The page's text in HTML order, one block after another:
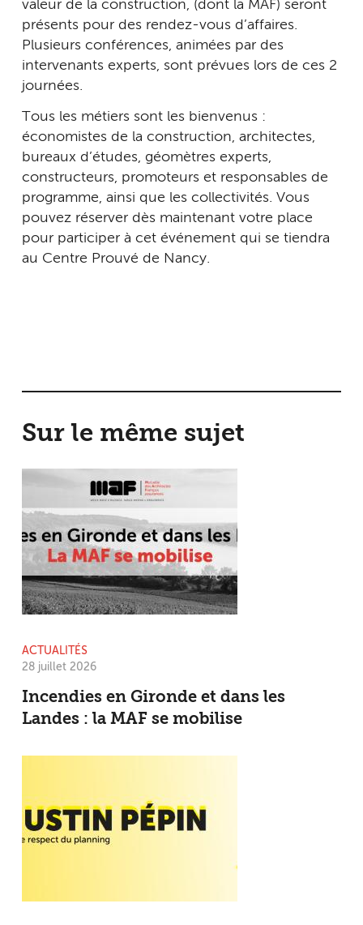
valeur de la construction, (dont la MAF) seront
présents pour des rendez-vous d’affaires.
Plusieurs conférences, animées par des
intervenants experts, sont prévues lors de ces 2
journées.
Tous les métiers sont les bienvenus :
économistes de la construction, architectes,
bureaux d’études, géomètres experts,
constructeurs, promoteurs et responsables de
programme, ainsi que les collectivités. Vous
pouvez réserver dès maintenant votre place
pour participer à cet événement qui se tiendra
au Centre Prouvé de Nancy.
Sur le même sujet
ACTUALITÉS
28 juillet 2026
Incendies en Gironde et dans les
Landes : la MAF se mobilise